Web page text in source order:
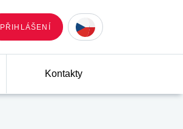
PŘIHLÁŠENÍ
Kontakty